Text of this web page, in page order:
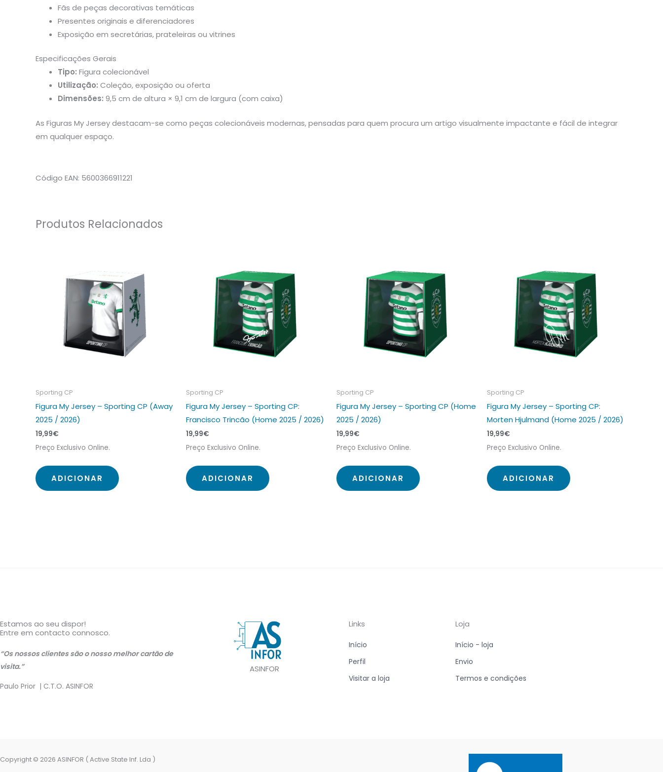
Fãs de peças decorativas temáticas
Presentes originais e diferenciadores
Exposição em secretárias, prateleiras ou vitrines
Especificações Gerais
Tipo: Figura colecionável
Utilização: Coleção, exposição ou oferta
Dimensões: 9,5 cm de altura × 9,1 cm de largura (com caixa)
As Figuras My Jersey destacam-se como peças colecionáveis modernas, pensadas para quem procura um artigo visualmente impactante e fácil de integrar
em qualquer espaço.
Código EAN: 5600366911221
Produtos Relacionados
Sporting CP
Figura My Jersey – Sporting CP (Away
2025 / 2026)
19,99€
Preço Exclusivo Online.
ADICIONAR
Sporting CP
Figura My Jersey – Sporting CP:
Francisco Trincão (Home 2025 / 2026)
19,99€
Preço Exclusivo Online.
ADICIONAR
Sporting CP
Figura My Jersey – Sporting CP (Home
2025 / 2026)
19,99€
Preço Exclusivo Online.
ADICIONAR
Sporting CP
Figura My Jersey – Sporting CP:
Morten Hjulmand (Home 2025 / 2026)
19,99€
Preço Exclusivo Online.
ADICIONAR
Estamos ao seu dispor!
Entre em contacto connosco.
“Os nossos clientes são o nosso melhor cartão de
visita.”
Paulo Prior | C.T.O. ASINFOR
ASINFOR
Links
Início
Perfil
Visitar a loja
Loja
Início - loja
Envio
Termos e condições
Copyright © 2026 ASINFOR ( Active State Inf. Lda )